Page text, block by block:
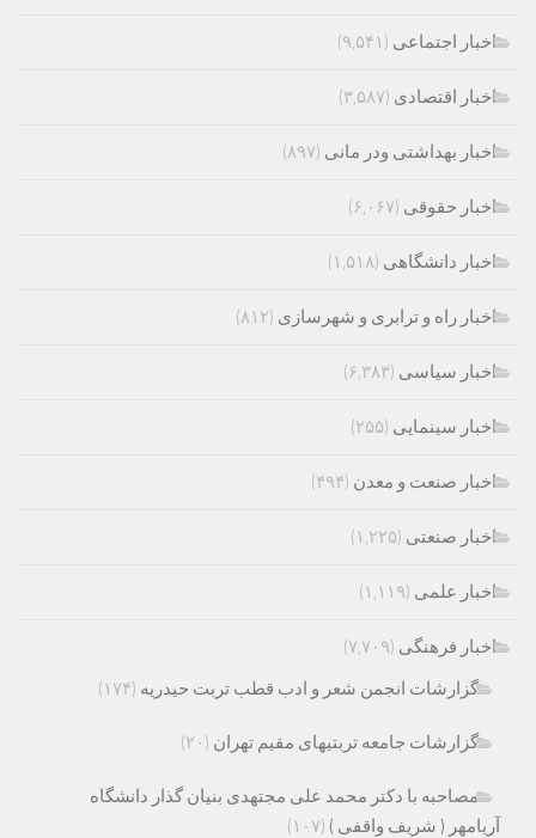
اخبار اجتماعی (۹,۵۴۱)
اخبار اقتصادی (۳,۵۸۷)
اخبار بهداشتی ودر مانی (۸۹۷)
اخبار حقوقی (۶,۰۶۷)
اخبار دانشگاهی (۱,۵۱۸)
اخبار راه و ترابری و شهرسازی (۸۱۲)
اخبار سیاسی (۶,۳۸۳)
اخبار سینمایی (۲۵۵)
اخبار صنعت و معدن (۴۹۴)
اخبار صنعتی (۱,۲۲۵)
اخبار علمی (۱,۱۱۹)
اخبار فرهنگی (۷,۷۰۹)
گزارشات انجمن شعر و ادب قطب تربت حیدریه (۱۷۴)
گزارشات جامعه تربتیهای مقیم تهران (۲۰)
مصاحبه با دکتر محمد علی مجتهدی بنیان گذار دانشگاه
آریامهر ( شریف واقفی ) (۱۰۷)